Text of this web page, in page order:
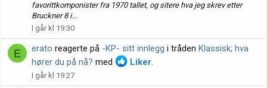
favorittkomponister fra 1970 tallet, og sitere hva jeg skrev etter
Bruckner 8 i...
I går kl 19:30
E erato reagerte på -KP- sitt innlegg i tråden Klassisk; hva
hører du på nå? med Liker.
I går kl 19:27